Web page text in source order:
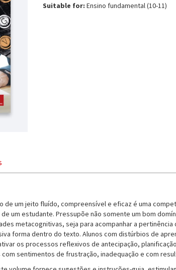
Suitable for: Ensino fundamental (10-11)
de um jeito fluído, compreensível e eficaz é uma
um estudante. Pressupõe não somente um bom
metacognitivas, seja para acompanhar a
forma dentro do texto. Alunos com distúrbios de
os processos reflexivos de antecipação,
sentimentos de frustração, inadequação e com